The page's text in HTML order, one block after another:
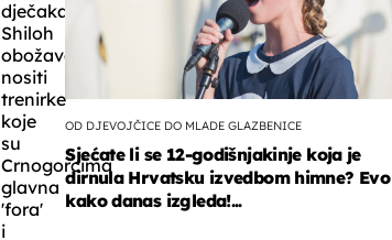
dječaka,
Shiloh
obožava
nositi
trenirke
koje
su
Crnogorcima
glavna
'fora'
i
OD DJEVOJČICE DO MLADE GLAZBENICE
Sjećate li se 12-godišnjakinje koja je
dirnula Hrvatsku izvedbom himne? Evo
kako danas izgleda!...